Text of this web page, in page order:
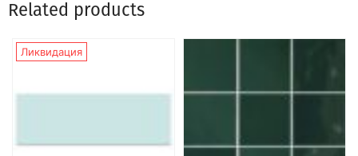
Related products
Ликвидация